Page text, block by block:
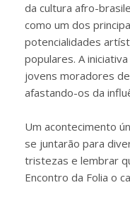
da cultura afro-
como um dos
potencialidades
populares. A
jovens moradores
afastando-os da
Um acontecimento
se juntarão para
tristezas e lembrar
Encontro da Folia o